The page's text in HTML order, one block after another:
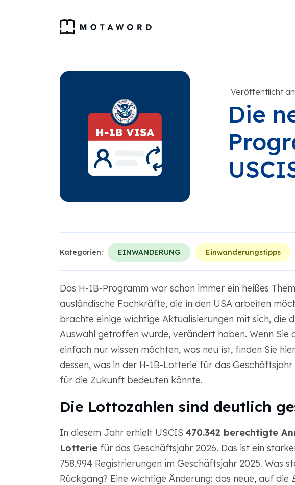
Veröffentlicht
Die
Kategorien: EINWANDERUNG Einwanderungstipps
Das H-1B-Programm war schon immer ein heißes
ausländische Fachkräfte, die in den USA arbeiten
brachte einige wichtige Aktualisierungen mit sich, die
Auswahl getroffen wurde, verändert haben. Wenn Sie
einfach nur wissen möchten, was neu ist, finden Sie
dessen, was in der H-1B-Lotterie für das
für die Zukunft bedeuten könnte.
Die Lottozahlen sind deutlich
In diesem Jahr erhielt USCIS 470.342 berechtigte
Lotteriefür das Geschäftsjahr 2026. Das ist ein
758.994 Registrierungen im Geschäftsjahr 2025. Was
Rückgang? Eine wichtige Änderung: das neue, auf die